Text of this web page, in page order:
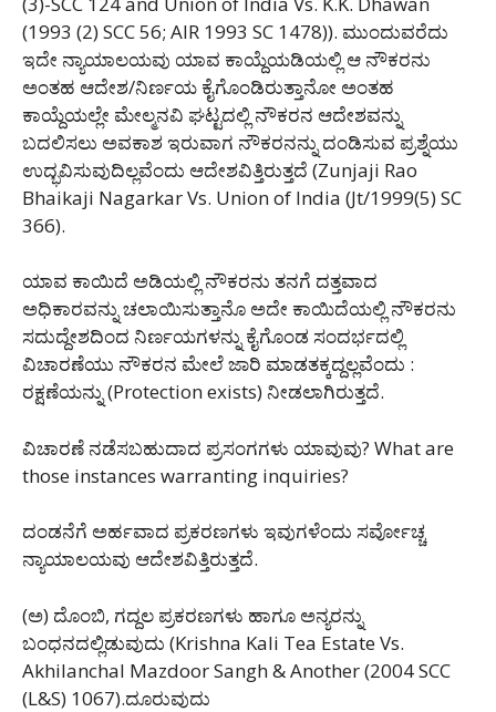
(1993 (2) SCC 56; AIR 1993 SC 1478)). ಮುಂದುವರೆದು
ಇದೇ ನ್ಯಾಯಾಲಯವು ಯಾವ ಕಾಯ್ದೆಯಡಿಯಲ್ಲಿ ಆ ನೌಕರನು
ಅಂತಹ ಆದೇಶ/ನಿರ್ಣಯ ಕೈಗೊಂಡಿರುತ್ತಾನೋ ಅಂತಹ
ಕಾಯ್ದೆಯಲ್ಲೇ ಮೇಲ್ಮನವಿ ಘಟ್ಟದಲ್ಲಿ ನೌಕರನ ಆದೇಶವನ್ನು
ಬದಲಿಸಲು ಅವಕಾಶ ಇರುವಾಗ ನೌಕರನನ್ನು ದಂಡಿಸುವ ಪ್ರಶ್ನೆಯು
ಉದ್ಭವಿಸುವುದಿಲ್ಲವೆಂದು ಆದೇಶವಿತ್ತಿರುತ್ತದೆ (Zunjaji Rao
Bhaikaji Nagarkar Vs. Union of India (Jt/1999(5) SC
366).
ಯಾವ ಕಾಯಿದೆ ಅಡಿಯಲ್ಲಿ ನೌಕರನು ತನಗೆ ದತ್ತವಾದ
ಅಧಿಕಾರವನ್ನು ಚಲಾಯಿಸುತ್ತಾನೊ ಅದೇ ಕಾಯಿದೆಯಲ್ಲಿ ನೌಕರನು
ಸದುದ್ದೇಶದಿಂದ ನಿರ್ಣಯಗಳನ್ನು ಕೈಗೊಂಡ ಸಂದರ್ಭದಲ್ಲಿ
ವಿಚಾರಣೆಯು ನೌಕರನ ಮೇಲೆ ಜಾರಿ ಮಾಡತಕ್ಕದ್ದಲ್ಲವೆಂದು :
ರಕ್ಷಣೆಯನ್ನು (Protection exists) ನೀಡಲಾಗಿರುತ್ತದೆ.
ವಿಚಾರಣೆ ನಡೆಸಬಹುದಾದ ಪ್ರಸಂಗಗಳು ಯಾವುವು? What are
those instances warranting inquiries?
ದಂಡನೆಗೆ ಅರ್ಹವಾದ ಪ್ರಕರಣಗಳು ಇವುಗಳೆಂದು ಸರ್ವೋಚ್ಚ
ನ್ಯಾಯಾಲಯವು ಆದೇಶವಿತ್ತಿರುತ್ತದೆ.
(ಅ) ದೊಂಬಿ, ಗದ್ದಲ ಪ್ರಕರಣಗಳು ಹಾಗೂ ಅನ್ಯರನ್ನು
ಬಂಧನದಲ್ಲಿಡುವುದು (Krishna Kali Tea Estate Vs.
Akhilanchal Mazdoor Sangh & Another (2004 SCC
(L&S) 1067).ದೂರುವುದು